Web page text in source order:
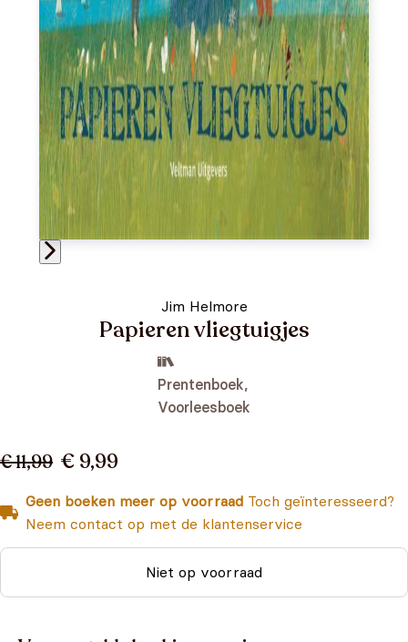
Jim Helmore
Papieren vliegtuigjes
Prentenboek,
Voorleesboek
€ 11,99 € 9,99
Geen boeken meer op voorraad Toch geïnteresseerd?
Neem contact op met de klantenservice
Niet op voorraad